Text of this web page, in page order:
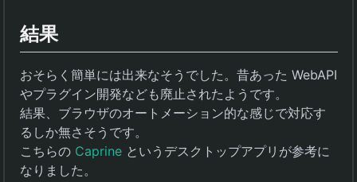
結果
おそらく簡単には出来なそうでした。昔あった WebAPI
やプラグイン開発なども廃止されたようです。
結果、ブラウザのオートメーション的な感じで対応す
るしか無さそうです。
こちらの Caprineというデスクトップアプリが参考に
なりました。